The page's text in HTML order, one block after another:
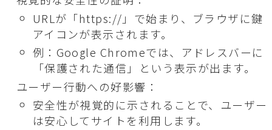
URLが「https://」で始まり、ブラウザに鍵
アイコンが表示されます。
例：Google Chromeでは、アドレスバーに
「保護された通信」という表示が出ます。
ユーザー行動への好影響：
安全性が視覚的に示されることで、ユーザー
は安心してサイトを利用します。